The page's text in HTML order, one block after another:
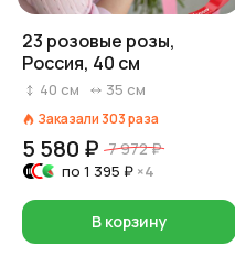
23 розовые розы,
Россия, 40 см
40 см 35 см
Заказали 303раза
5 580 ₽ 7 972 ₽
по 1 395 ₽ ×4
В корзину